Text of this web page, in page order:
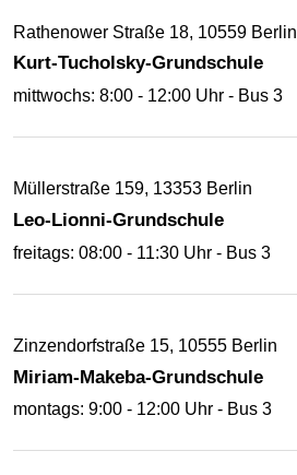
Rathenower Straße 18, 10559 Berlin
Kurt-Tucholsky-Grundschule
mittwochs: 8:00 - 12:00 Uhr - Bus 3
Müllerstraße 159, 13353 Berlin
Leo-Lionni-Grundschule
freitags: 08:00 - 11:30 Uhr - Bus 3
Zinzendorfstraße 15, 10555 Berlin
Miriam-Makeba-Grundschule
montags: 9:00 - 12:00 Uhr - Bus 3